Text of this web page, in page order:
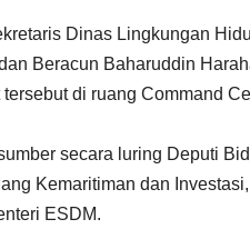
Dinas Lingkungan
Beracun Baharuddin
di ruang Command
secara luring Deputi
Kemaritiman dan
ESDM.